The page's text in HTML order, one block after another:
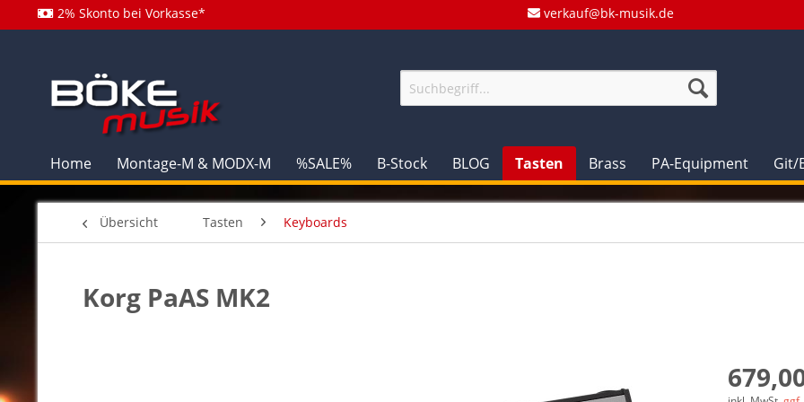
2% Skonto bei Vorkasse* verkauf@bk-musik.de
Home Montage-M & MODX-M %SALE% B-Stock BLOG Tasten Brass PA-Equipment Git/
Übersicht Tasten Keyboards
Korg PaAS MK2